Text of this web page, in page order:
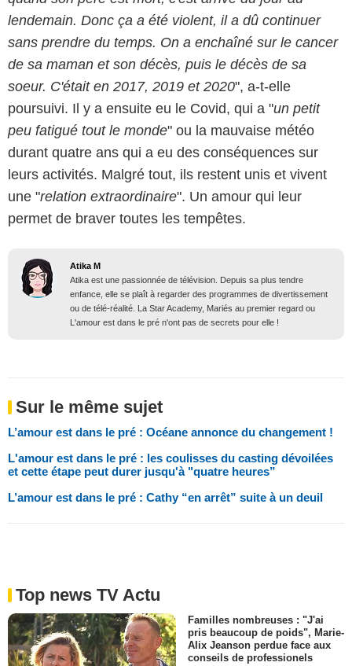
lendemain. Donc ça a été violent, il a dû continuer
sans prendre du temps. On a enchaîné sur le cancer
de sa maman et son décès, puis le décès de sa
soeur. C'était en 2017, 2019 et 2020", a-t-elle
poursuivi. Il y a ensuite eu le Covid, qui a "un petit
peu fatigué tout le monde" ou la mauvaise météo
durant quatre ans qui a eu des conséquences sur
leurs activités. Malgré tout, ils restent unis et vivent
une "relation extraordinaire". Un amour qui leur
permet de braver toutes les tempêtes.
Atika M
Atika est une passionnée de télévision. Depuis sa plus tendre
enfance, elle se plaît à regarder des programmes de divertissement
ou de télé-réalité. La Star Academy, Mariés au premier regard ou
L'amour est dans le pré n'ont pas de secrets pour elle !
Sur le même sujet
L’amour est dans le pré : Océane annonce du changement !
L'amour est dans le pré : les coulisses du casting dévoilées
et cette étape peut durer jusqu'à "quatre heures”
L’amour est dans le pré : Cathy “en arrêt” suite à un deuil
Top news TV Actu
Familles nombreuses : "J'ai
pris beaucoup de poids", Marie-
Alix Jeanson perdue face aux
conseils de professionels